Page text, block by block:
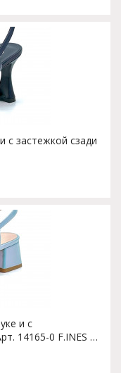
с застежкой сзади
и с
14165-0 F.INES T.